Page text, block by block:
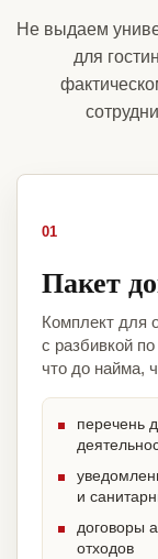
Не выдаем
для
01
Пакет
Комплект для
с разбивкой
что до найма,
перечень
и
договоры
отходов